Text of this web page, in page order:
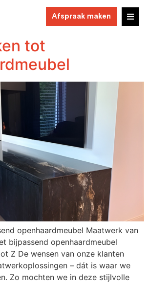
Afspraak maken
tot
openhaardmeubel Maatwerk van
bijpassend openhaardmeubel
Z De wensen van onze klanten
– dát is waar we
Zo mochten we in deze stijlvolle